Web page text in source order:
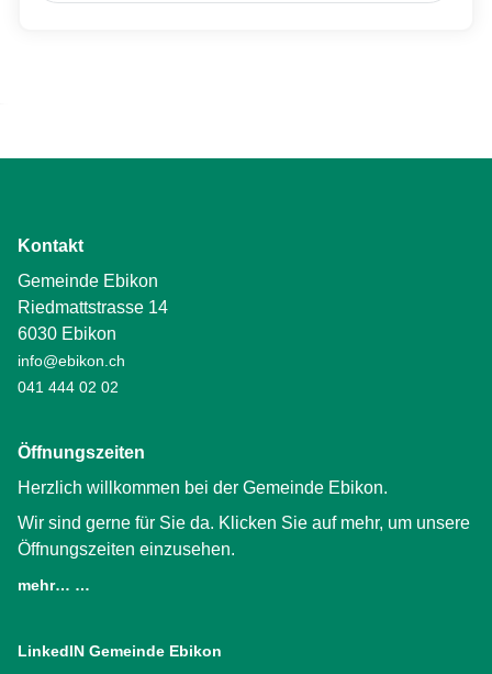
Kontakt
Gemeinde Ebikon
Riedmattstrasse 14
6030 Ebikon
info@ebikon.ch
041 444 02 02
Öffnungszeiten
Herzlich willkommen bei der Gemeinde Ebikon.
Wir sind gerne für Sie da. Klicken Sie auf mehr, um unsere
Öffnungszeiten einzusehen.
mehr… …
LinkedIN Gemeinde Ebikon